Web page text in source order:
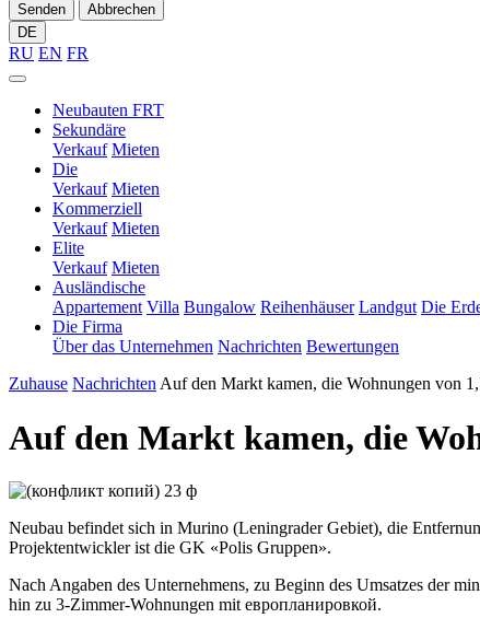
Senden
Abbrechen
DE
RU EN FR
Neubauten FRT
Sekundäre
Verkauf Mieten
Die
Verkauf Mieten
Kommerziell
Verkauf Mieten
Elite
Verkauf Mieten
Ausländische
Appartement Villa Bungalow Reihenhäuser Landgut Die
Die Firma
Über das Unternehmen Nachrichten Bewertungen
Zuhause NachrichtenAuf den Markt kamen, die Wohnungen von
Auf den Markt kamen, die
Neubau befindet sich in Murino (Leningrader Gebiet), die
Projektentwickler ist die GK «Polis Gruppen».
Nach Angaben des Unternehmens, zu Beginn des Umsatzes der
hin zu 3-Zimmer-Wohnungen mit европланировкой.